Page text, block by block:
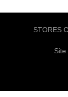
STORES
Site